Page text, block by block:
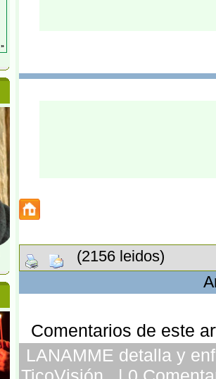
(2156 leidos)
Comentarios de este
LANAMME detalla y